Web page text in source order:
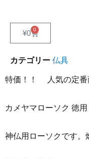
¥0 0
カテゴリー 仏具
特価！！ 人気の定番
カメヤマローソク 徳
神仏用ローソクです。